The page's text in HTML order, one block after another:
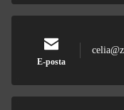
E-posta